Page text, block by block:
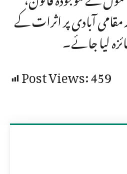
آبادی پر اثرات کے
لیا جائے۔
Post Views:459